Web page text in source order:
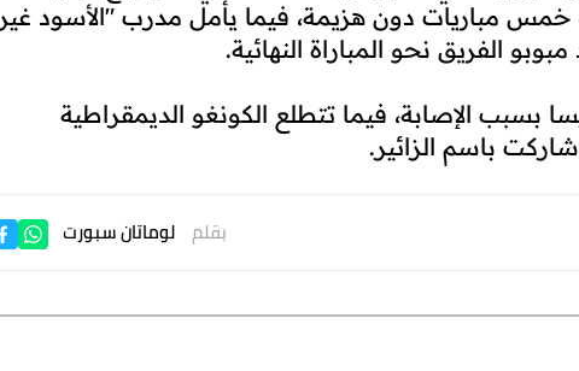
مباريات دون هزيمة، فيما يأمل مدرب "الأسود غير
الفريق نحو المباراة النهائية.
بسبب الإصابة، فيما تتطلع الكونغو الديمقراطية
بقلم لوماتان سبورت